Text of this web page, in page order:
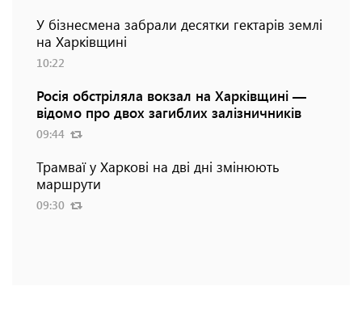
У бізнесмена забрали десятки гектарів землі
на Харківщині
10:22
Росія обстріляла вокзал на Харківщині —
відомо про двох загиблих залізничників
09:44
Трамваї у Харкові на дві дні змінюють
маршрути
09:30